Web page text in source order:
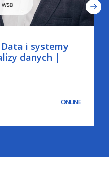
i systemy
danych |
ONLINE